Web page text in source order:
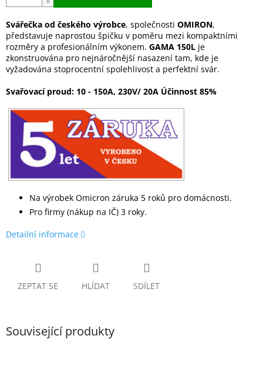
Svářečka od českého výrobce, společnosti OMIRON,
představuje naprostou špičku v poměru mezi kompaktními
rozměry a profesionálním výkonem. GAMA 150L je
zkonstruována pro nejnáročnější nasazení tam, kde je
vyžadována stoprocentní spolehlivost a perfektní svár.
Svařovací proud: 10 - 150A, 230V/ 20A Účinnost 85%
Na výrobek Omicron záruka 5 roků pro domácnosti.
Pro firmy (nákup na IČ) 3 roky.
Detailní informace
ZEPTAT SE HLÍDAT SDÍLET
Související produkty